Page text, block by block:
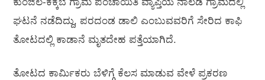
ಘಟನೆ ನಡೆದಿದ್ದು, ಪರದಂಡ ಡಾಲಿ ಎಂಬುವವರಿಗೆ ಸೇರಿದ ಕಾಫಿ
ತೋಟದಲ್ಲಿ ಕಾಡಾನೆ ಮೃತದೇಹ ಪತ್ತೆಯಾಗಿದೆ.
ತೋಟದ ಕಾರ್ಮಿಕರು ಬೆಳಿಗ್ಗೆ ಕೆಲಸ ಮಾಡುವ ವೇಳೆ ಪ್ರಕರಣ